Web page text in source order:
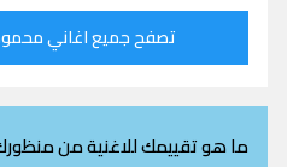
تصفح جميع اغاني محمود
ما هو تقييمك للاغنية من